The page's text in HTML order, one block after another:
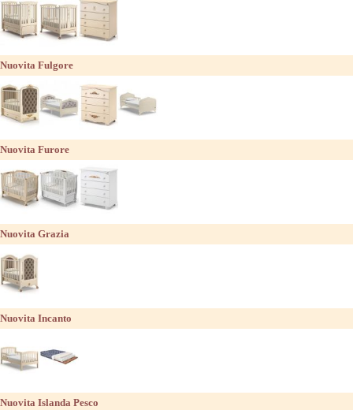
Nuovita Fulgore
Nuovita Furore
Nuovita Grazia
Nuovita Incanto
Nuovita Islanda Pesco